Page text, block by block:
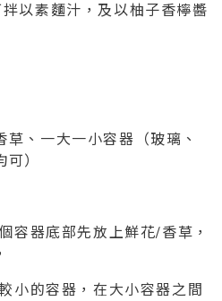
以素麵汁，及以柚子香檸醬
草、一大一小容器（玻璃、
）
容器底部先放上鮮花/香草，
小的容器，在大小容器之間